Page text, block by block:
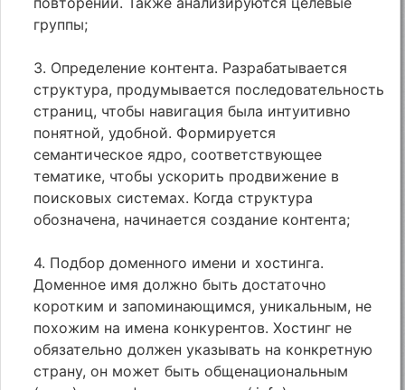
группы;
3. Определение контента. Разрабатывается
структура, продумывается последовательность
страниц, чтобы навигация была интуитивно
понятной, удобной. Формируется
семантическое ядро, соответствующее
тематике, чтобы ускорить продвижение в
поисковых системах. Когда структура
обозначена, начинается создание контента;
4. Подбор доменного имени и хостинга.
Доменное имя должно быть достаточно
коротким и запоминающимся, уникальным, не
похожим на имена конкурентов. Хостинг не
обязательно должен указывать на конкретную
страну, он может быть общенациональным